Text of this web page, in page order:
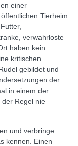
einer
Tierheim
verwahrloste
haben kein
kritischen
gebildet und
der
in einem der
Regel nie
und verbringe
kennen. Einen